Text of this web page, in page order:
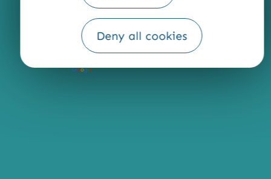
Deny all cookies
Fourni par
Traduction